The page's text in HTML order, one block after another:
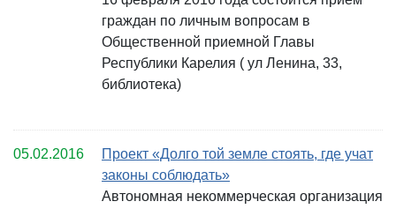
граждан по личным вопросам в
Общественной приемной Главы
Республики Карелия ( ул Ленина, 33,
библиотека)
05.02.2016
Проект «Долго той земле стоять, где учат
законы соблюдать»
Автономная некоммерческая организация